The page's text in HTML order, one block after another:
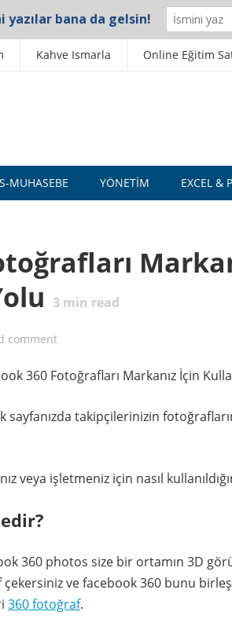
Kahve Ismarla Online Eğitim
MUHASEBE YÖNETIM EXCEL &
3 min read
comment
360 Fotoğrafları Markanız İçin
takipçilerinizin
veya işletmeniz için nasıl
360 photos size bir ortamın 3D
ve facebook 360 bunu
360 fotoğraf.